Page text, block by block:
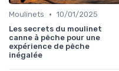
Moulinets • 10/01/2025
Les secrets du moulinet
canne à pêche pour une
expérience de pêche
inégalée